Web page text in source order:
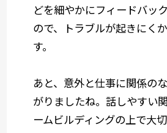
どを細やかにフィードバッ
ので、トラブルが起きにく
す。
あと、意外と仕事に関係の
がりましたね。話しやすい
ームビルディングの上で大切